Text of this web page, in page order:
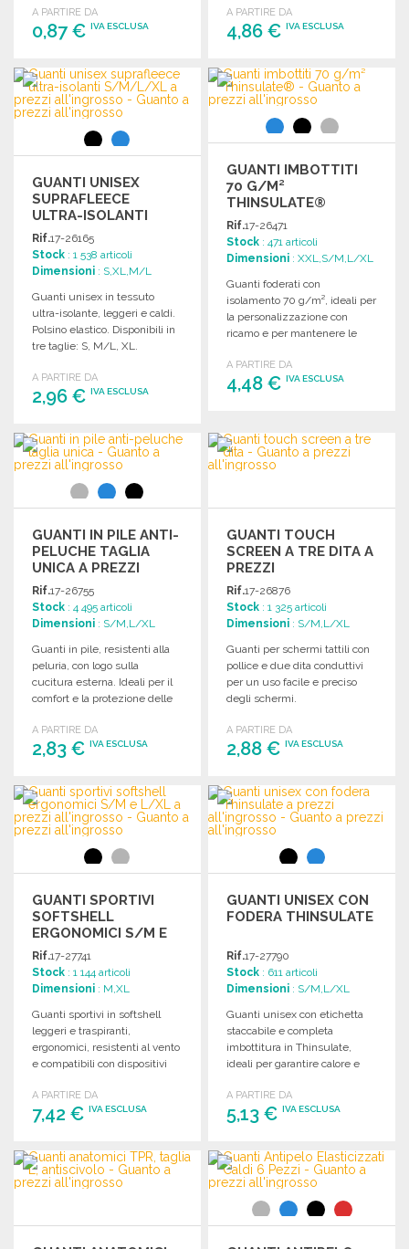
A PARTIRE DA
0,87 € IVA ESCLUSA
ORDINARE
Richiedi un preventivo
A PARTIRE DA
4,86 €IVA ESCLUSA
ORDINARE
Richiedi un preventivo
GUANTI UNISEX
SUPRAFLEECE
ULTRA-ISOLANTI
S/M/L/XL
Rif.17-26165
Stock : 1 538 articoli
Dimensioni : S,XL,M/L
Guanti unisex in tessuto
ultra-isolante, leggeri e caldi.
Polsino elastico. Disponibili in
tre taglie: S, M/L, XL.
A PARTIRE DA
2,96 € IVA ESCLUSA
ORDINARE
Richiedi un preventivo
GUANTI IMBOTTITI
70 G/M²
THINSULATE®
Rif.17-26471
Stock : 471 articoli
Dimensioni : XXL,S/M,L/XL
Guanti foderati con
isolamento 70 g/m², ideali per
la personalizzazione con
ricamo e per mantenere le
A PARTIRE DA
4,48 €IVA ESCLUSA
Richiedi un preventivo
GUANTI IN PILE ANTI-
PELUCHE TAGLIA
UNICA A PREZZI
ALL'INGROSSO
Rif.17-26755
Stock : 4 495 articoli
Dimensioni : S/M,L/XL
Guanti in pile, resistenti alla
peluria, con logo sulla
cucitura esterna. Ideali per il
comfort e la protezione delle
A PARTIRE DA
2,83 € IVA ESCLUSA
ORDINARE
Richiedi un preventivo
GUANTI TOUCH
SCREEN A TRE DITA A
PREZZI
ALL'INGROSSO
Rif.17-26876
Stock : 1 325 articoli
Dimensioni : S/M,L/XL
Guanti per schermi tattili con
pollice e due dita conduttivi
per un uso facile e preciso
degli schermi.
A PARTIRE DA
2,88 €IVA ESCLUSA
ORDINARE
Richiedi un preventivo
GUANTI SPORTIVI
SOFTSHELL
ERGONOMICI S/M E
L/XL
Rif.17-27741
Stock : 1 144 articoli
Dimensioni : M,XL
Guanti sportivi in softshell
leggeri e traspiranti,
ergonomici, resistenti al vento
e compatibili con dispositivi
A PARTIRE DA
7,42 € IVA ESCLUSA
ORDINARE
Richiedi un preventivo
GUANTI UNISEX CON
FODERA THINSULATE
Rif.17-27790
Stock : 611 articoli
Dimensioni : S/M,L/XL
Guanti unisex con etichetta
staccabile e completa
imbottitura in Thinsulate,
ideali per garantire calore e
A PARTIRE DA
5,13 €IVA ESCLUSA
ORDINARE
Richiedi un preventivo